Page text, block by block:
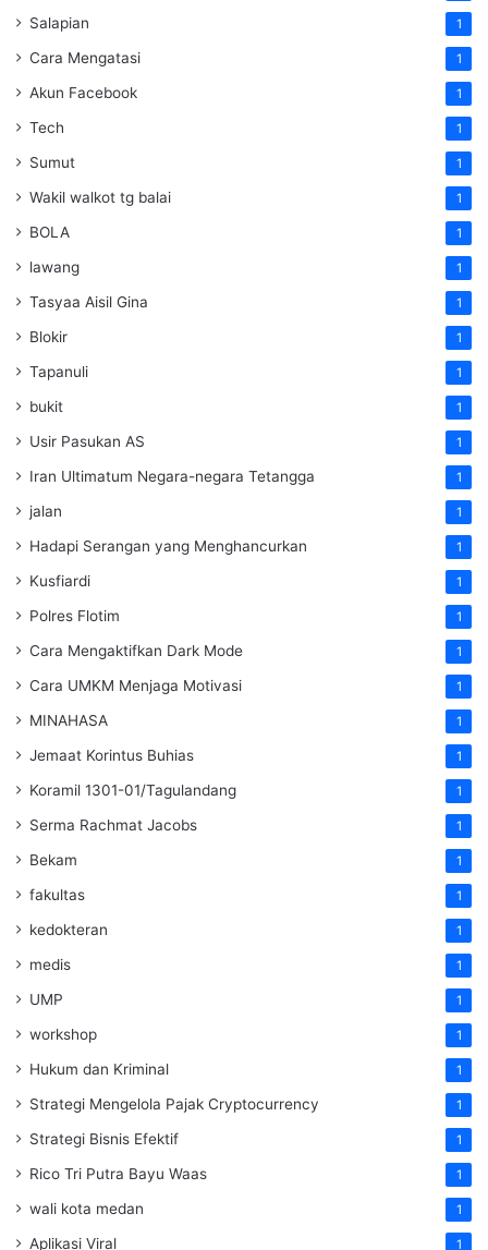
Salapian 1
Cara Mengatasi 1
Akun Facebook 1
Tech 1
Sumut 1
Wakil walkot tg balai 1
BOLA 1
lawang 1
Tasyaa Aisil Gina 1
Blokir 1
Tapanuli 1
bukit 1
Usir Pasukan AS 1
Iran Ultimatum Negara-negara Tetangga 1
jalan 1
Hadapi Serangan yang Menghancurkan 1
Kusfiardi 1
Polres Flotim 1
Cara Mengaktifkan Dark Mode 1
Cara UMKM Menjaga Motivasi 1
MINAHASA 1
Jemaat Korintus Buhias 1
Koramil 1301-01/Tagulandang 1
Serma Rachmat Jacobs 1
Bekam 1
fakultas 1
kedokteran 1
medis 1
UMP 1
workshop 1
Hukum dan Kriminal 1
Strategi Mengelola Pajak Cryptocurrency 1
Strategi Bisnis Efektif 1
Rico Tri Putra Bayu Waas 1
wali kota medan 1
Aplikasi Viral 1